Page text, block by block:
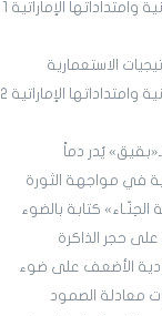
الاستعمارية
البريطانية وامتداداتها الإماراتية 2
يُدر دماً
في مواجهة الثورة
كتابة بالضوء
حجر الذاكرة
الأضعف على ضوء
معادلة الصمود